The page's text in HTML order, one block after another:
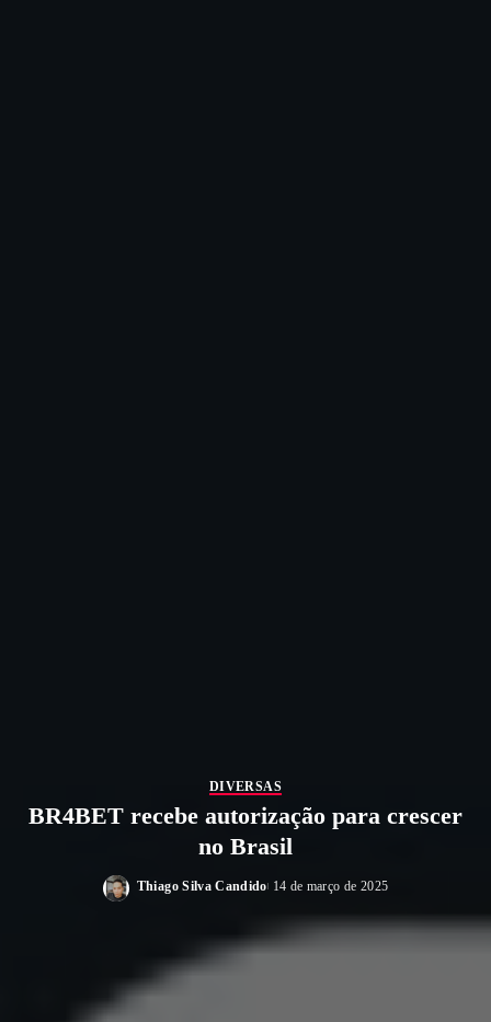
DIVERSAS
BR4BET recebe autorização para crescer
no Brasil
Posted
Thiago Silva Candido 14 de março de 2025